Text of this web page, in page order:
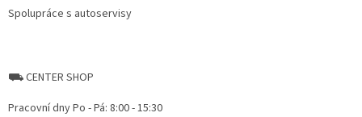
Spolupráce s autoservisy
⛟ CENTER SHOP
Pracovní dny Po - Pá: 8:00 - 15:30